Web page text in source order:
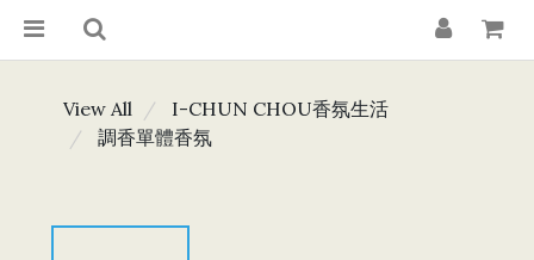
View All
I-CHUN CHOU香氛生活
調香單體香氛